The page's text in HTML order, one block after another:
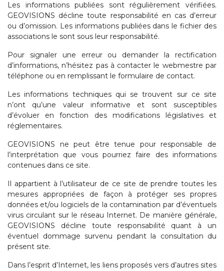
Les informations publiées sont régulièrement vérifiées.
GEOVISIONS décline toute responsabilité en cas d’erreur
ou d’omission. Les informations publiées dans le fichier des
associations le sont sous leur responsabilité.
Pour signaler une erreur ou demander la rectification
d’informations, n’hésitez pas à contacter le webmestre par
téléphone ou en remplissant le formulaire de contact.
Les informations techniques qui se trouvent sur ce site
n’ont qu’une valeur informative et sont susceptibles
d’évoluer en fonction des modifications législatives et
réglementaires.
GEOVISIONS ne peut être tenue pour responsable de
l’interprétation que vous pourriez faire des informations
contenues dans ce site.
Il appartient à l’utilisateur de ce site de prendre toutes les
mesures appropriées de façon à protéger ses propres
données et/ou logiciels de la contamination par d’éventuels
virus circulant sur le réseau Internet. De manière générale,
GEOVISIONS décline toute responsabilité quant à un
éventuel dommage survenu pendant la consultation du
présent site.
Dans l’esprit d’Internet, les liens proposés vers d’autres sites